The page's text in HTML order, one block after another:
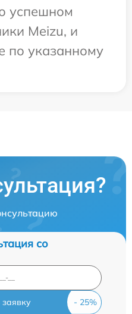
успешном
Meizu, и
по указанному
со
заявку